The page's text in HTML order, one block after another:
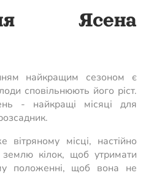
Ясена
найкращим сезоном є
сповільнюють його ріст.
- найкращі місяці для
місці, настійно
кілок, щоб утримати
положенні, щоб вона не